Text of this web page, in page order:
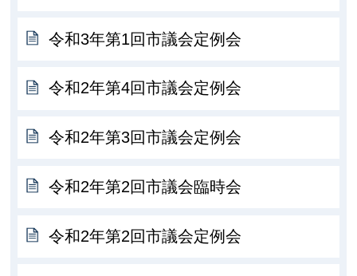
令和3年第1回市議会定例会
令和2年第4回市議会定例会
令和2年第3回市議会定例会
令和2年第2回市議会臨時会
令和2年第2回市議会定例会